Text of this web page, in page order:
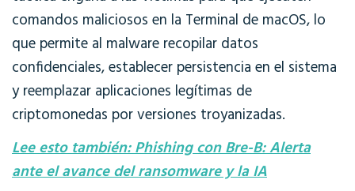
comandos maliciosos en la Terminal de macOS, lo
que permite al malware recopilar datos
confidenciales, establecer persistencia en el sistema
y reemplazar aplicaciones legítimas de
criptomonedas por versiones troyanizadas.
Lee esto también: Phishing con Bre-B: Alerta
ante el avance del ransomware y la IA